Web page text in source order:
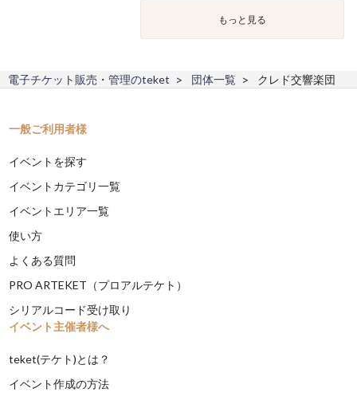
もっと見る
電子チケット販売・管理のteket 団体一覧 クレド交響楽団
一般ご利用者様
イベントを探す
イベントカテゴリ一覧
イベントエリア一覧
使い方
よくある質問
PRO ARTEKET（プロアルテケト）
シリアルコード受け取り
イベント主催者様へ
teket(テケト)とは？
イベント作成の方法